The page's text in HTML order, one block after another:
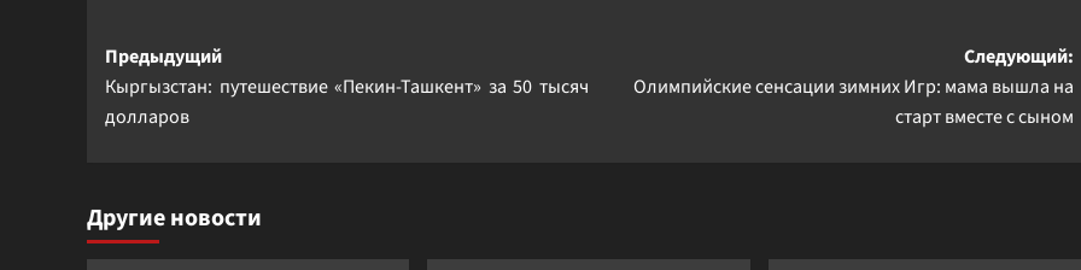
Навигация
записи
Предыдущий
Кыргызстан: путешествие «Пекин-Ташкент» за 50 тысяч
долларов
Следующий:
Олимпийские сенсации зимних Игр: мама вышла на
старт вместе с сыном
Другие новости